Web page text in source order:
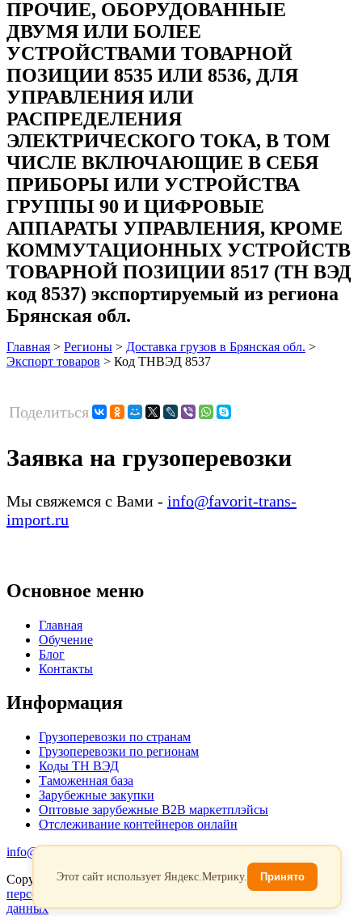
ПРОЧИЕ, ОБОРУДОВАННЫЕ
ДВУМЯ ИЛИ БОЛЕЕ
УСТРОЙСТВАМИ ТОВАРНОЙ
ПОЗИЦИИ 8535 ИЛИ 8536, ДЛЯ
УПРАВЛЕНИЯ ИЛИ
РАСПРЕДЕЛЕНИЯ
ЭЛЕКТРИЧЕСКОГО ТОКА, В ТОМ
ЧИСЛЕ ВКЛЮЧАЮЩИЕ В СЕБЯ
ПРИБОРЫ ИЛИ УСТРОЙСТВА
ГРУППЫ 90 И ЦИФРОВЫЕ
АППАРАТЫ УПРАВЛЕНИЯ, КРОМЕ
КОММУТАЦИОННЫХ УСТРОЙСТВ
ТОВАРНОЙ ПОЗИЦИИ 8517 (ТН ВЭД
код 8537) экспортируемый из региона
Брянская обл.
Главная > Регионы > Доставка грузов в Брянская обл. >
Экспорт товаров > Код ТНВЭД 8537
Поделиться
Заявка на грузоперевозки
Мы свяжемся с Вами - info@favorit-trans-
import.ru
Основное меню
Главная
Обучение
Блог
Контакты
Информация
Грузоперевозки по странам
Грузоперевозки по регионам
Коды ТН ВЭД
Таможенная база
Зарубежные закупки
Оптовые зарубежные B2B маркетплэйсы
Отслеживание контейнеров онлайн
info@favorit-trans-import.ru
Copyright 2026. Все права защищены.Политика обработки
персональых данных
Согласие на обработку персональных
данных
Этот сайт использует Яндекс.Метрику. Принято